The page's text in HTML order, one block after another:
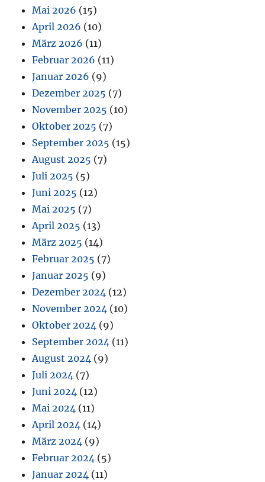
Mai 2026 (15)
April 2026 (10)
März 2026 (11)
Februar 2026 (11)
Januar 2026 (9)
Dezember 2025 (7)
November 2025 (10)
Oktober 2025 (7)
September 2025 (15)
August 2025 (7)
Juli 2025 (5)
Juni 2025 (12)
Mai 2025 (7)
April 2025 (13)
März 2025 (14)
Februar 2025 (7)
Januar 2025 (9)
Dezember 2024 (12)
November 2024 (10)
Oktober 2024 (9)
September 2024 (11)
August 2024 (9)
Juli 2024 (7)
Juni 2024 (12)
Mai 2024 (11)
April 2024 (14)
März 2024 (9)
Februar 2024 (5)
Januar 2024 (11)